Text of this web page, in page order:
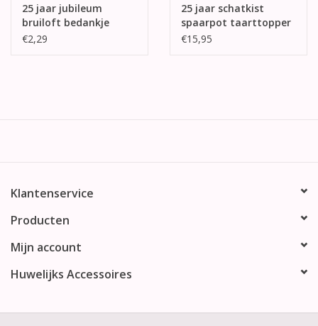
25 jaar jubileum
bruiloft bedankje
€2,29
25 jaar schatkist
spaarpot taarttopper
€15,95
Klantenservice
Producten
Mijn account
Huwelijks Accessoires